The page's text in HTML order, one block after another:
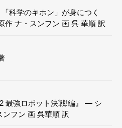
「科学のキホン」が身につく
ナ・スンフン 画 呉 華順 訳
最強ロボット決戦!編』 — シ
ンフン 画 呉華順 訳